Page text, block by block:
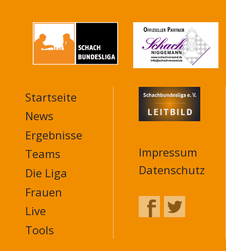
MAIN
NAVIGATION
FOOTER
Startseite
News
Ergebnisse
Teams
Die Liga
Frauen
Live
Tools
Impressum
Datenschutz